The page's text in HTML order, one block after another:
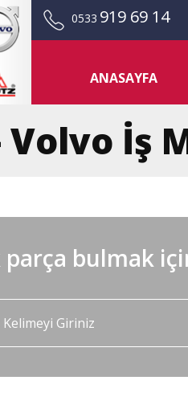
0533 919 69 14
ANASAYFA
Volvo İş
parça bulmak